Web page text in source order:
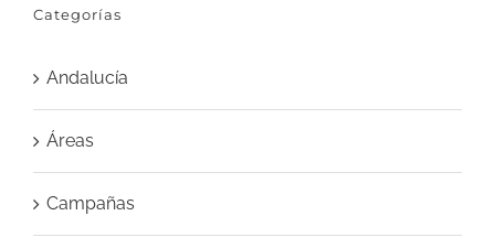
Categorías
Andalucía
Áreas
Campañas